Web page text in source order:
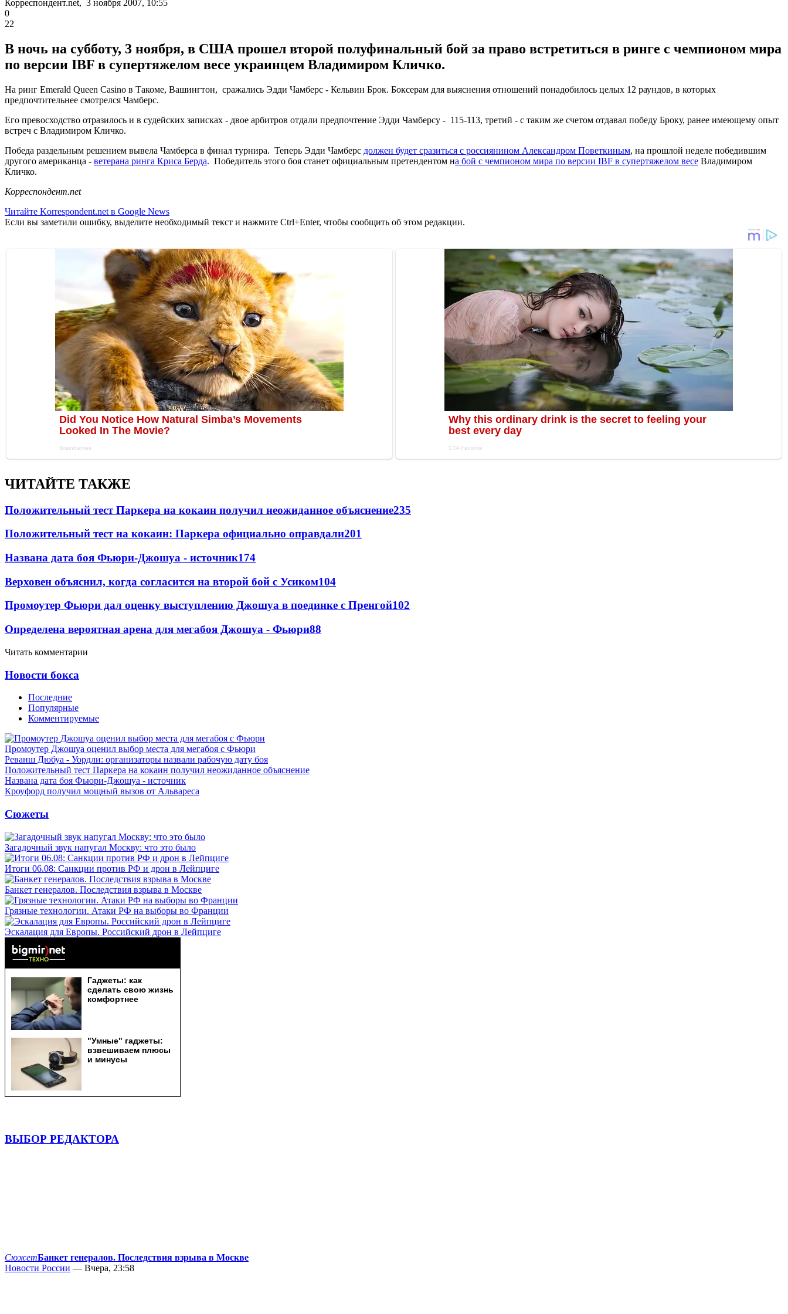
Корреспондент.net, 3 ноября 2007, 10:55
0
22
В ночь на субботу, 3 ноября, в США прошел второй полуфинальный бой за право встретиться в ринге с чемпионом мира
по версии IBF в супертяжелом весе украинцем Владимиром Кличко.
На ринг Emerald Queen Casino в Такоме, Вашингтон, сражались Эдди Чамберс - Кельвин Брок. Боксерам для выяснения отношений понадобилось целых 12 раундов, в которых
предпочтительнее смотрелся Чамберс.
Его превосходство отразилось и в судейских записках - двое арбитров отдали предпочтение Эдди Чамберсу - 115-113, третий - с таким же счетом отдавал победу Броку, ранее имеющему опыт
встреч с Владимиром Кличко.
Победа раздельным решением вывела Чамберса в финал турнира. Теперь Эдди Чамберс должен будет сразиться с россиянином Александром Поветкиным, на прошлой неделе победившим
другого американца - ветерана ринга Криса Берда. Победитель этого боя станет официальным претендентом на бой с чемпионом мира по версии IBF в супертяжелом весе Владимиром
Кличко.
Корреспондент.net
Читайте Korrespondent.net в Google News
Если вы заметили ошибку, выделите необходимый текст и нажмите Ctrl+Enter, чтобы сообщить об этом редакции.
ЧИТАЙТЕ ТАКЖЕ
Положительный тест Паркера на кокаин получил неожиданное объяснение235
Положительный тест на кокаин: Паркера официально оправдали201
Названа дата боя Фьюри-Джошуа - источник174
Верховен объяснил, когда согласится на второй бой с Усиком104
Промоутер Фьюри дал оценку выступлению Джошуа в поединке с Пренгой102
Определена вероятная арена для мегабоя Джошуа - Фьюри88
Читать комментарии
Новости бокса
Последние
Популярные
Комментируемые
Промоутер Джошуа оценил выбор места для мегабоя с Фьюри
Реванш Дюбуа - Уордли: организаторы назвали рабочую дату боя
Положительный тест Паркера на кокаин получил неожиданное объяснение
Названа дата боя Фьюри-Джошуа - источник
Кроуфорд получил мощный вызов от Альвареса
Сюжеты
Загадочный звук напугал Москву: что это было
Итоги 06.08: Санкции против РФ и дрон в Лейпциге
Банкет генералов. Последствия взрыва в Москве
Грязные технологии. Атаки РФ на выборы во Франции
Эскалация для Европы. Российский дрон в Лейпциге
ВЫБОР РЕДАКТОРА
СюжетБанкет генералов. Последствия взрыва в Москве
Новости России — Вчера, 23:58